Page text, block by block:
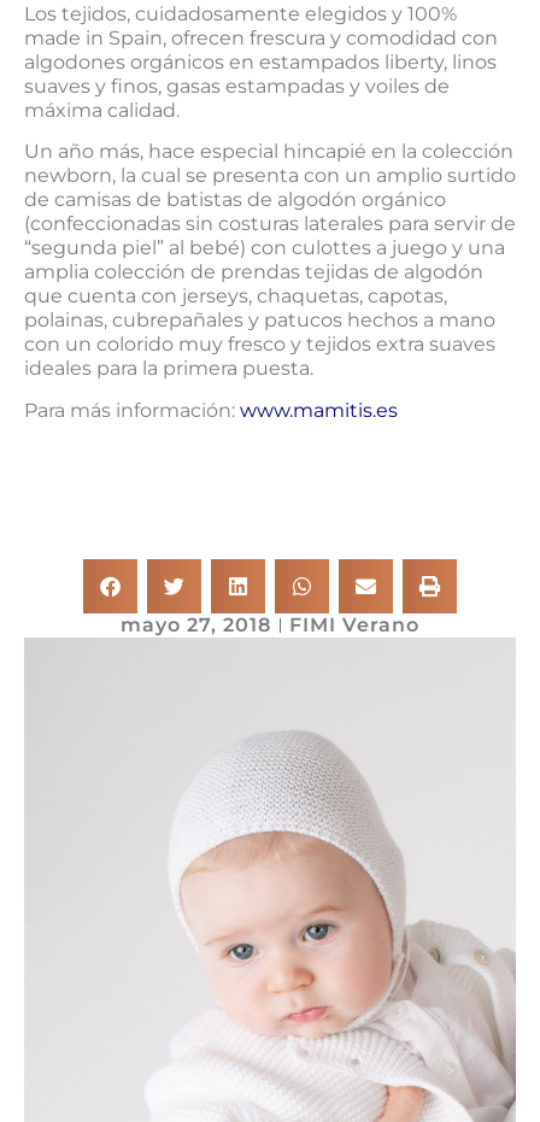
mayo 27, 2018 FIMI Verano
Los tejidos, cuidadosamente elegidos y 100%
made in Spain, ofrecen frescura y comodidad con
algodones orgánicos en estampados liberty, linos
suaves y finos, gasas estampadas y voiles de
máxima calidad.
Un año más, hace especial hincapié en la colección
newborn, la cual se presenta con un amplio surtido
de camisas de batistas de algodón orgánico
(confeccionadas sin costuras laterales para servir de
“segunda piel” al bebé) con culottes a juego y una
amplia colección de prendas tejidas de algodón
que cuenta con jerseys, chaquetas, capotas,
polainas, cubrepañales y patucos hechos a mano
con un colorido muy fresco y tejidos extra suaves
ideales para la primera puesta.
Para más información: www.mamitis.es